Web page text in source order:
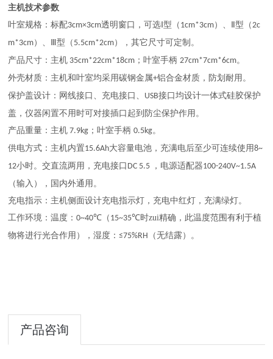
主机技术参数
叶室规格：标配3cm×3cm透明窗口，可选Ⅰ型（ 1cm*3cm）、 Ⅱ型（2c
m*3cm）、 Ⅲ型（ 5.5cm*2cm），其它尺寸可定制。
产品尺寸：主机 35cm*22cm*18cm ；叶室手柄27cm*7cm*6cm。
外壳材质：主机和叶室均采用碳钢金属+铝合金材质，防划耐用。
保护盖设计：网线接口、充电接口、 USB接口均设计一体式硅胶保护
盖，仪器闲置不用时可对接插口起到防尘保护作用。
产品重量：主机 7.9kg ；叶室手柄0.5kg。
供电方式：主机内置15.6Ah大容量电池，充满电后至少可连续使用8~
12小时。交直流两用，充电接口 DC 5.5 ，电源适配器100-240V~1.5A
（输入），国内外通用。
充电指示：主机侧面设计充电指示灯，充电中红灯，充满绿灯。
工作环境：温度：0~40℃ （ 15~35℃时zui精确 ，此温度范围有利于植
物将进行光合作用），湿度：≤75%RH （无结露）。
产品咨询